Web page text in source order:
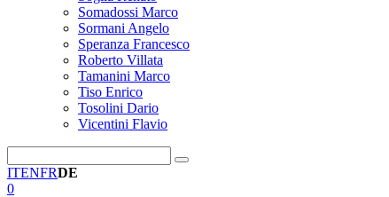
Somadossi Marco
Sormani Angelo
Speranza Francesco
Roberto Villata
Tamanini Marco
Tiso Enrico
Tosolini Dario
Vicentini Flavio
ITENFRDE
0